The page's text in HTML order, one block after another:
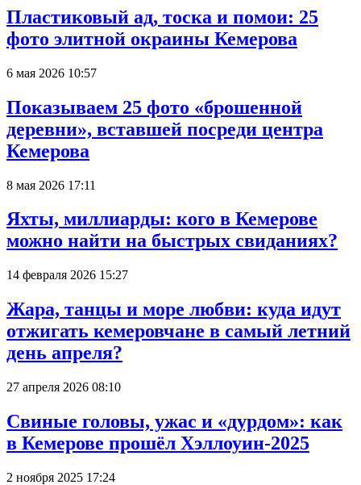
Пластиковый ад, тоска и помои: 25
фото элитной окраины Кемерова
6 мая 2026 10:57
Показываем 25 фото «брошенной
деревни», вставшей посреди центра
Кемерова
8 мая 2026 17:11
Яхты, миллиарды: кого в Кемерове
можно найти на быстрых свиданиях?
14 февраля 2026 15:27
Жара, танцы и море любви: куда идут
отжигать кемеровчане в самый летний
день апреля?
27 апреля 2026 08:10
Свиные головы, ужас и «дурдом»: как
в Кемерове прошёл Хэллоуин-2025
2 ноября 2025 17:24